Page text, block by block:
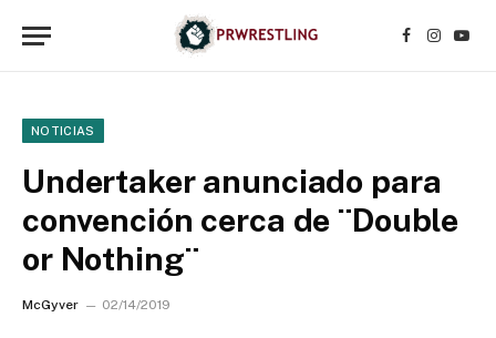
Facebook
NOTICIAS
Undertaker anunciado para
convención cerca de ¨Double
or Nothing¨
McGyver 02/14/2019